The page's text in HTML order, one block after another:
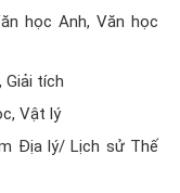
học Anh, Văn học
Giải tích
Vật lý
Địa lý/ Lịch sử Thế